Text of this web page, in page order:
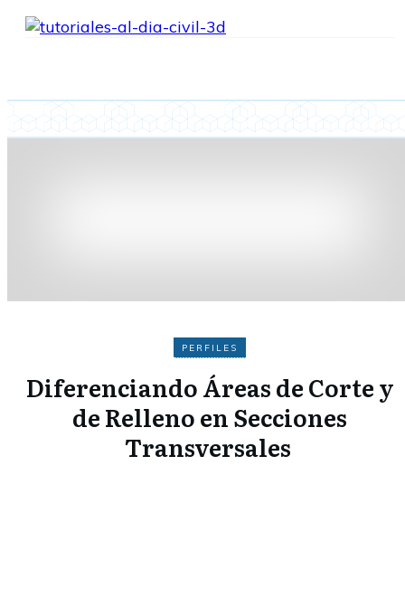
PERFILES
Diferenciando Áreas de Corte y
de Relleno en Secciones
Transversales